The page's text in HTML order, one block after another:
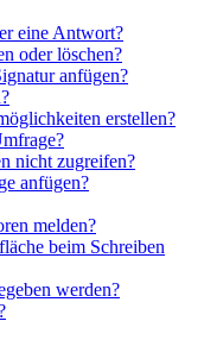
eine Antwort?
oder löschen?
anfügen?
erstellen?
nicht zugreifen?
anfügen?
melden?
beim Schreiben
werden?